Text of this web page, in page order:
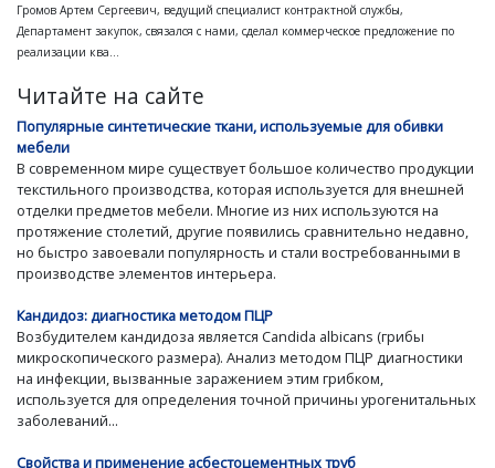
Громов Артем Сергеевич, ведущий специалист контрактной службы,
Департамент закупок, связался с нами, сделал коммерческое предложение по
реализации ква...
Читайте на сайте
Популярные синтетические ткани, используемые для обивки
мебели
В современном мире существует большое количество продукции
текстильного производства, которая используется для внешней
отделки предметов мебели. Многие из них используются на
протяжение столетий, другие появились сравнительно недавно,
но быстро завоевали популярность и стали востребованными в
производстве элементов интерьера.
Кандидоз: диагностика методом ПЦР
Возбудителем кандидоза является Candida albicans (грибы
микроскопического размера). Анализ методом ПЦР диагностики
на инфекции, вызванные заражением этим грибком,
используется для определения точной причины урогенитальных
заболеваний...
Свойства и применение асбестоцементных труб